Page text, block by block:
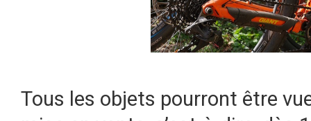
Tous les objets pourront être